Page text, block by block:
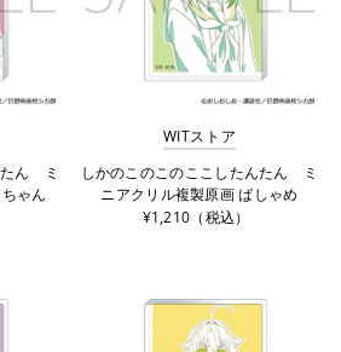
たん ミ
ゃん
WITストア
しかのこのこのここしたんたん ミ
ニアクリル複製原画 ばしゃめ
¥1,210（税込）